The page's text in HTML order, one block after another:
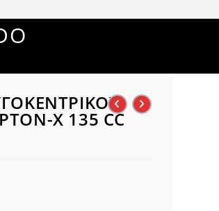
X 135 CC